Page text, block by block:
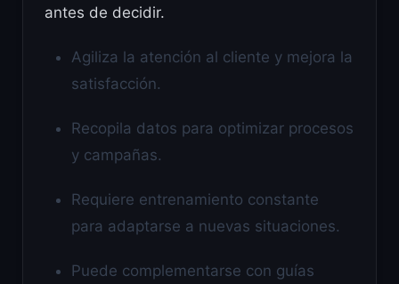
antes de decidir.
Agiliza la atención al cliente y mejora la
satisfacción.
Recopila datos para optimizar procesos
y campañas.
Requiere entrenamiento constante
para adaptarse a nuevas situaciones.
Puede complementarse con guías